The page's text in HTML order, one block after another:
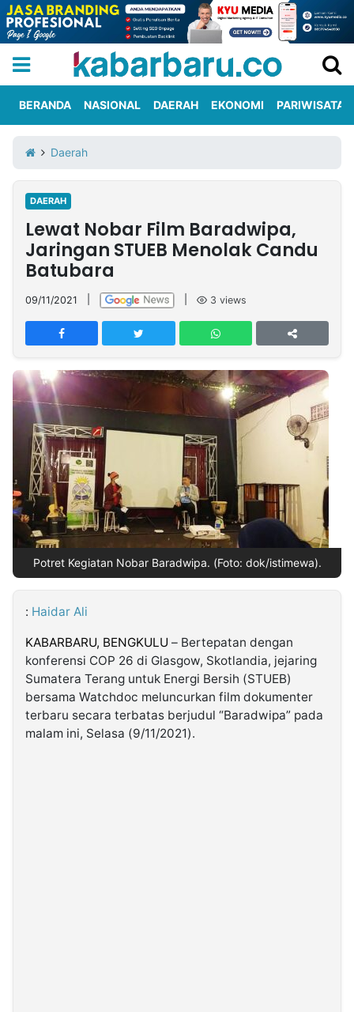
Iklan
Berita
Kami
Nasional
International
Olahraga
Entertainment
Daerah
Pariwisata
Kuliner
Kolom
Network
PT
TREETAN
INDONESIA
Partner
Insight
NTB
Suara
Time
Lens
IDN
Daily
Jogja
Jalan
Rakyat
Idealita
News
Kita
Notice
Dinamikapost.com
Radar
Baru
Seedbacklink
Follow
Kabarbaru
BERANDA NASIONAL DAERAH EKONOMI PARIWISATA
Daerah
DAERAH
Lewat Nobar Film Baradwipa,
Jaringan STUEB Menolak Candu
Batubara
09/11/2021 3 views
Potret Kegiatan Nobar Baradwipa. (Foto: dok/istimewa).
: Haidar Ali
KABARBARU, BENGKULU – Bertepatan dengan
konferensi COP 26 di Glasgow, Skotlandia, jejaring
Sumatera Terang untuk Energi Bersih (STUEB)
bersama Watchdoc meluncurkan film dokumenter
terbaru secara terbatas berjudul “Baradwipa” pada
malam ini, Selasa (9/11/2021).